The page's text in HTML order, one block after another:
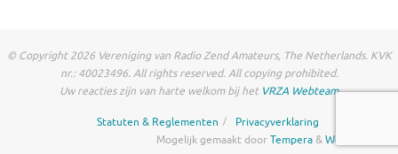
© Copyright 2026 Vereniging van Radio Zend Amateurs, The Netherlands. KVK
nr.: 40023496. All rights reserved. All copying prohibited.
Uw reacties zijn van harte welkom bij het VRZA Webteam
Statuten & Reglementen
Privacyverklaring
Mogelijk gemaakt doorTempera&WordPress.